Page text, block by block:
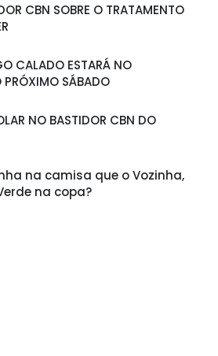
CBN SOBRE O TRATAMENTO
CALADO ESTARÁ NO
SÁBADO
NO BASTIDOR CBN DO
na camisa que o Vozinha,
na copa?